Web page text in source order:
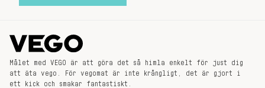
Målet med VEGO är att göra det så himla enkelt för just dig
att äta vego. För vegomat är inte krångligt, det är gjort i
ett kick och smakar fantastiskt.